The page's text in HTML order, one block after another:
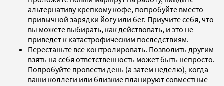
альтернативу крепкому кофе, попробуйте вместо
привычной зарядки йогу или бег. Приучите себя, что
вы можете выбирать, как действовать, и это не
приведет к катастрофическим последствиям.
Перестаньте все контролировать. Позволить другим
взять на себя ответственность может быть непросто.
Попробуйте провести день (а затем неделю), когда
ваши коллеги или близкие планируют совместные